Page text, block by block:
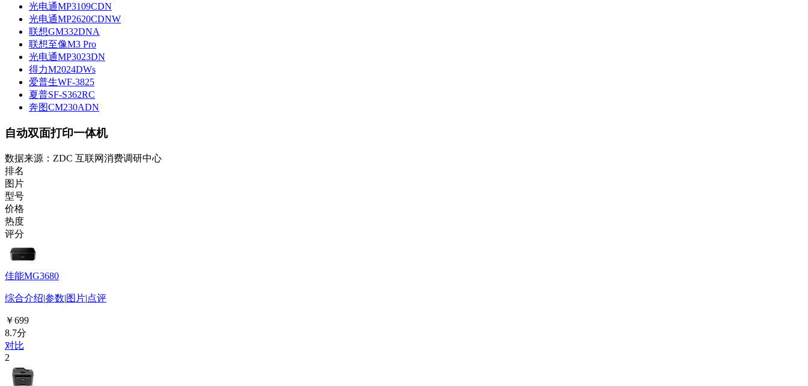
光电通MP3109CDN
光电通MP2620CDNW
联想GM332DNA
联想至像M3 Pro
光电通MP3023DN
得力M2024DWs
爱普生WF-3825
夏普SF-S362RC
奔图CM230ADN
自动双面打印一体机
数据来源：ZDC 互联网消费调研中心
排名
图片
型号
价格
热度
评分
佳能MG3680
综合介绍|参数|图片|点评
￥699
8.7分
对比
2